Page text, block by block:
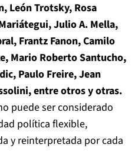
León Trotsky, Rosa
Julio A. Mella,
Frantz Fanon, Camilo
Mario Roberto Santucho,
Paulo Freire, Jean
entre otros y otras.
puede ser considerado
política flexible,
y reinterpretada por cada